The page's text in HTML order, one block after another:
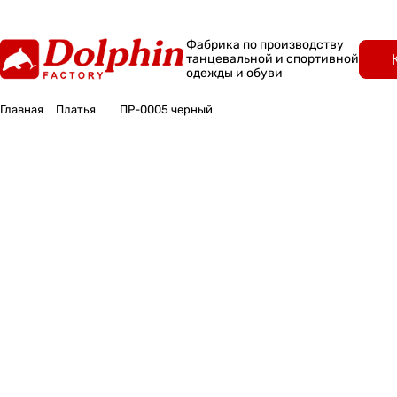
Фабрика по производству
танцевальной и спортивной
одежды и обуви
Главная Платья ПР-0005 черный